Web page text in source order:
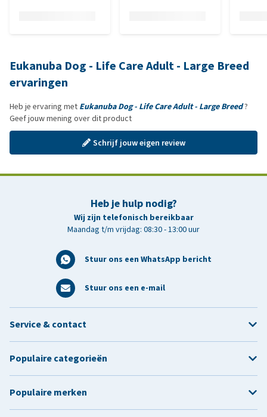
Eukanuba Dog - Life Care Adult - Large Breed
ervaringen
Heb je ervaring met Eukanuba Dog - Life Care Adult - Large Breed?
Geef jouw mening over dit product
Schrijf jouw eigen review
Heb je hulp nodig?
Wij zijn telefonisch bereikbaar
Maandag t/m vrijdag: 08:30 - 13:00 uur
Stuur ons een WhatsApp bericht
Stuur ons een e-mail
Service & contact
Populaire categorieën
Populaire merken